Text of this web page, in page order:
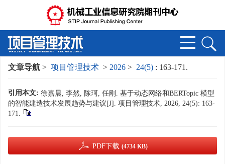
文章导航 > 项目管理技术 > 2026 > 24(5) : 163-171.
引用本文: 徐嘉晨, 李然, 陈珂, 任刚. 基于动态网络和BERTopic 模型
的智能建造技术发展趋势与建议[J]. 项目管理技术, 2026, 24(5): 163-
171.
PDF下载 (4734 KB)